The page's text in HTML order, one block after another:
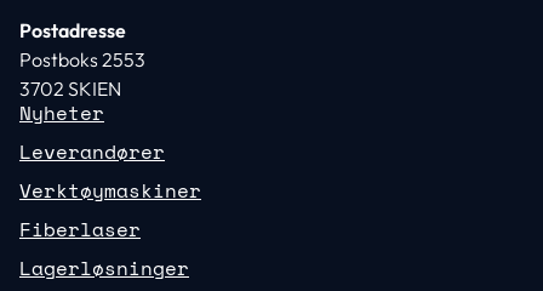
Postadresse
Postboks 2553
3702 SKIEN
Nyheter
Leverandører
Verktøymaskiner
Fiberlaser
Lagerløsninger